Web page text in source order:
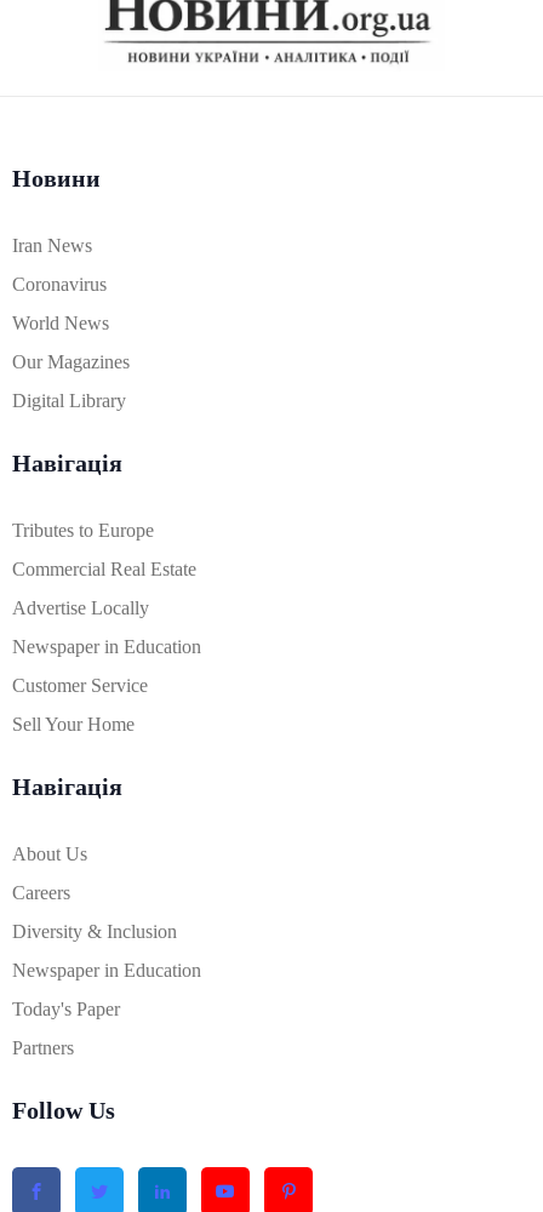
Новини
Iran News
Coronavirus
World News
Our Magazines
Digital Library
Навігація
Tributes to Europe
Commercial Real Estate
Advertise Locally
Newspaper in Education
Customer Service
Sell Your Home
Навігація
About Us
Careers
Diversity & Inclusion
Newspaper in Education
Today's Paper
Partners
Follow Us